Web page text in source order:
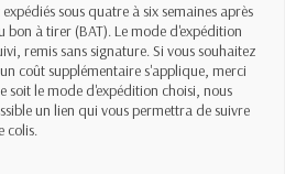
sous quatre à six semaines après
à tirer (BAT). Le mode d'expédition
remis sans signature. Si vous souhaitez
coût supplémentaire s'applique, merci
soit le mode d'expédition choisi, nous
un lien qui vous permettra de suivre
colis.